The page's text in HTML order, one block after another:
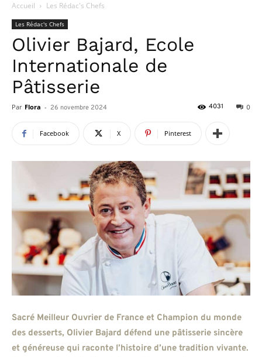
Accueil Les Rédac's Chefs
Les Rédac's Chefs
Olivier Bajard, Ecole
Internationale de
Pâtisserie
Par Flora - 26 novembre 2024 0
4031
Facebook X Pinterest
Sacré Meilleur Ouvrier de France et Champion du monde
des desserts, Olivier Bajard défend une pâtisserie sincère
et généreuse qui raconte l’histoire d’une tradition vivante.